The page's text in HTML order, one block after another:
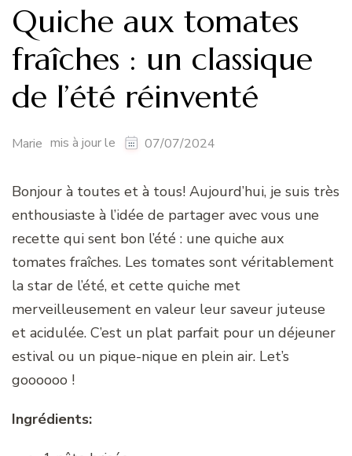
Quiche aux tomates
fraîches : un classique
de l’été réinventé
Marie mis à jour le 07/07/2024
Bonjour à toutes et à tous! Aujourd’hui, je suis très
enthousiaste à l’idée de partager avec vous une
recette qui sent bon l’été : une quiche aux
tomates fraîches. Les tomates sont véritablement
la star de l’été, et cette quiche met
merveilleusement en valeur leur saveur juteuse
et acidulée. C’est un plat parfait pour un déjeuner
estival ou un pique-nique en plein air. Let’s
goooooo !
Ingrédients: